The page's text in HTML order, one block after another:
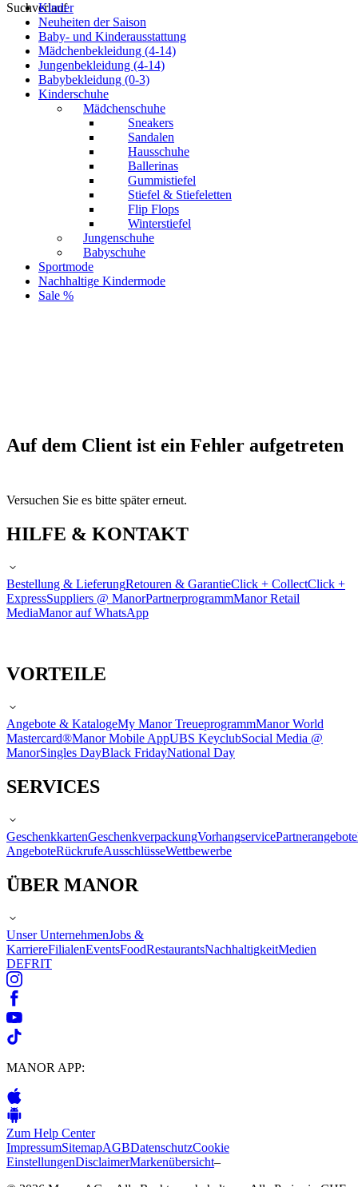
Suchverlauf
Kinder
Neuheiten der Saison
Baby- und Kinderausstattung
Mädchenbekleidung (4-14)
Jungenbekleidung (4-14)
Babybekleidung (0-3)
Kinderschuhe
Mädchenschuhe
Sneakers
Sandalen
Hausschuhe
Ballerinas
Gummistiefel
Stiefel & Stiefeletten
Flip Flops
Winterstiefel
Jungenschuhe
Babyschuhe
Sportmode
Nachhaltige Kindermode
Sale %
Auf dem Client ist ein Fehler aufgetreten
Versuchen Sie es bitte später erneut.
HILFE & KONTAKT
Bestellung & LieferungRetouren & GarantieClick + CollectClick +
ExpressSuppliers @ ManorPartnerprogrammManor Retail
MediaManor auf WhatsApp
VORTEILE
Angebote & KatalogeMy Manor TreueprogrammManor World
Mastercard®Manor Mobile AppUBS KeyclubSocial Media @
ManorSingles DayBlack FridayNational Day
SERVICES
GeschenkkartenGeschenkverpackungVorhangservicePartnerangebote
AngeboteRückrufeAusschlüsseWettbewerbe
ÜBER MANOR
Unser UnternehmenJobs &
KarriereFilialenEventsFoodRestaurantsNachhaltigkeitMedien
DEFRIT
MANOR APP:
Zum Help Center
ImpressumSitemapAGBDatenschutzCookie
EinstellungenDisclaimerMarkenübersicht–